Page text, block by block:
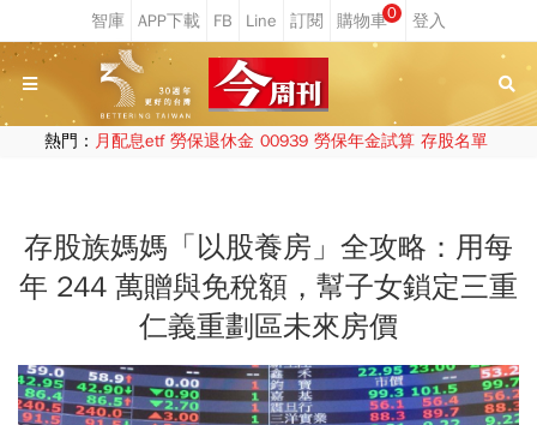
0
熱門： 月配息etf 勞保退休金 00939 勞保年金試算 存股名單
存股族媽媽「以股養房」全攻略：用每
年 244 萬贈與免稅額，幫子女鎖定三重
仁義重劃區未來房價